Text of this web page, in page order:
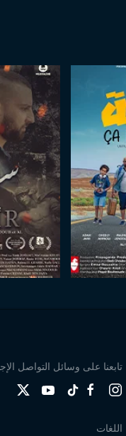
تابعنا على وسائل التواصل
اللغات